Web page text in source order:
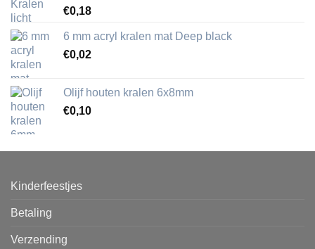
€0,18
6 mm acryl kralen mat Deep black
€0,02
Olijf houten kralen 6x8mm
€0,10
Kinderfeestjes
Betaling
Verzending